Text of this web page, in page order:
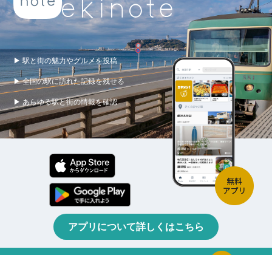
▶ 駅と街の魅力やグルメを投稿
▶ 全国の駅に訪れた記録を残せる
▶ あらゆる駅と街の情報を確認
アプリについて詳しくはこちら